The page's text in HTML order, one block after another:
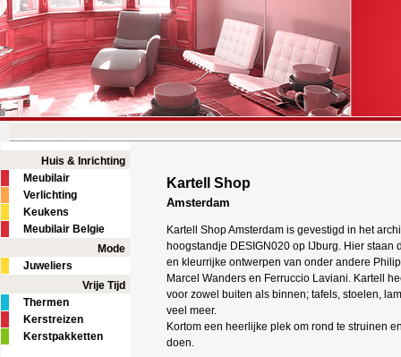
Kartell Shop
Amsterdam
Kartell Shop Amsterdam is gevestigd in het
hoogstandje DESIGN020 op IJburg. Hier staan
en kleurrijke ontwerpen van onder andere
Marcel Wanders en Ferruccio Laviani. Kartell
voor zowel buiten als binnen; tafels, stoelen,
veel meer.
Kortom een heerlijke plek om rond te struinen
doen.
Huis & Inrichting
Meubilair
Verlichting
Keukens
Meubilair Belgie
Mode
Juweliers
Vrije Tijd
Thermen
Kerstreizen
Kerstpakketten